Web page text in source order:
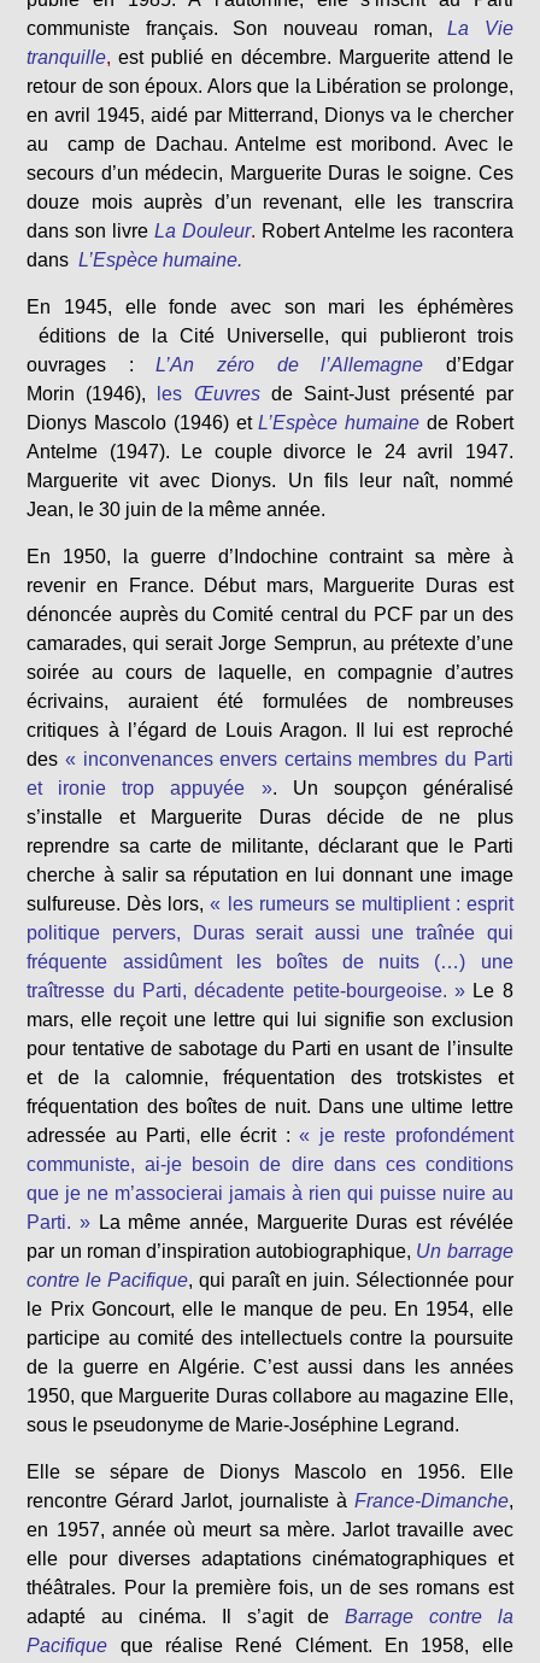
communiste français. Son nouveau roman,
La Vie
tranquille,est publié en décembre. Marguerite attend le
retour de son époux. Alors que la Libération se prolonge,
en avril 1945, aidé par Mitterrand, Dionys va le chercher
au camp de Dachau. Antelme est moribond. Avec le
secours d’un médecin, Marguerite Duras le soigne. Ces
douze mois auprès d’un revenant, elle les transcrira
dans son livre La Douleur. Robert Antelme les racontera
dans L’Espèce humaine.
En 1945, elle fonde avec son mari les éphémères
éditions de la Cité Universelle, qui publieront trois
ouvrages :L’An zéro de l’Allemagne
d’Edgar
Morin (1946),
les Œuvres de Saint-Just présenté par
Dionys Mascolo (1946) etL’Espèce humaine de Robert
Antelme (1947). Le couple divorce le 24 avril 1947.
Marguerite vit avec Dionys. Un fils leur naît, nommé
Jean, le 30 juin de la même année.
En 1950, la guerre d’Indochine contraint sa mère à
revenir en France. Début mars, Marguerite Duras est
dénoncée auprès du Comité central du PCF par un des
camarades, qui serait Jorge Semprun, au prétexte d’une
soirée au cours de laquelle, en compagnie d’autres
écrivains, auraient été formulées de nombreuses
critiques à l’égard de Louis Aragon. Il lui est reproché
des « inconvenances envers certains membres du Parti
et ironie trop appuyée ». Un soupçon généralisé
s’installe et Marguerite Duras décide de ne plus
reprendre sa carte de militante, déclarant que le Parti
cherche à salir sa réputation en lui donnant une image
sulfureuse. Dès lors, « les rumeurs se multiplient : esprit
politique pervers, Duras serait aussi une traînée qui
fréquente assidûment les boîtes de nuits (…) une
traîtresse du Parti, décadente petite-bourgeoise. »Le 8
mars, elle reçoit une lettre qui lui signifie son exclusion
pour tentative de sabotage du Parti en usant de l’insulte
et de la calomnie, fréquentation des trotskistes et
fréquentation des boîtes de nuit. Dans une ultime lettre
adressée au Parti, elle écrit : « je reste profondément
communiste, ai-je besoin de dire dans ces conditions
que je ne m’associerai jamais à rien qui puisse nuire au
Parti. » La même année, Marguerite Duras est révélée
par un roman d’inspiration autobiographique, Un barrage
contre le Pacifique, qui paraît en juin. Sélectionnée pour
le Prix Goncourt, elle le manque de peu. En 1954, elle
participe au comité des intellectuels contre la poursuite
de la guerre en Algérie. C’est aussi dans les années
1950, que Marguerite Duras collabore au magazine Elle,
sous le pseudonyme de Marie-Joséphine Legrand.
Elle se sépare de Dionys Mascolo en 1956. Elle
rencontre Gérard Jarlot, journaliste à France-Dimanche,
en 1957, année où meurt sa mère. Jarlot travaille avec
elle pour diverses adaptations cinématographiques et
théâtrales. Pour la première fois, un de ses romans est
adapté au cinéma. Il s’agit de
Barrage contre la
Pacifique
que réalise René Clément. En 1958, elle